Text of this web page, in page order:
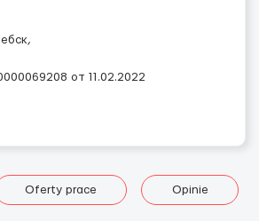
от 11.02.2022
Oferty prace Opinie